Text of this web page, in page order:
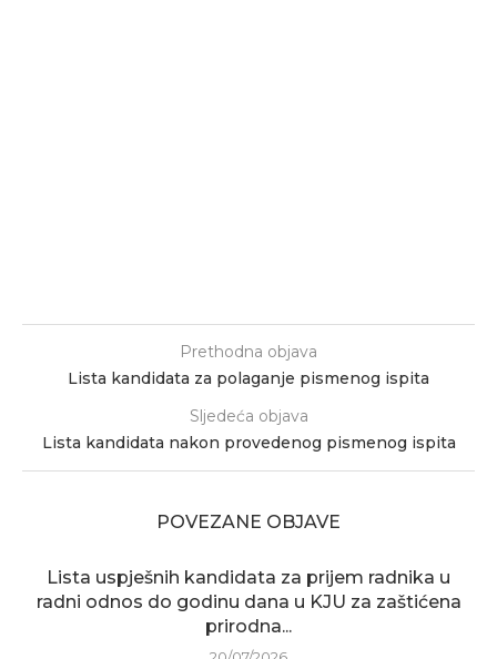
Prethodna objava
Lista kandidata za polaganje pismenog ispita
Sljedeća objava
Lista kandidata nakon provedenog pismenog ispita
POVEZANE OBJAVE
Lista uspješnih kandidata za prijem radnika u
radni odnos do godinu dana u KJU za zaštićena
prirodna...